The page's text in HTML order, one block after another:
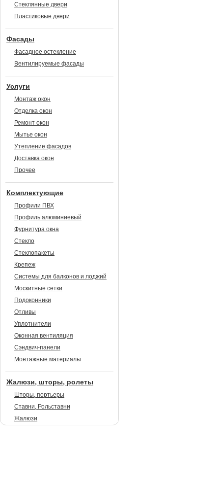
Стеклянные двери
Пластиковые двери
Фасады
Фасадное остекление
Вентилируемые фасады
Услуги
Монтаж окон
Отделка окон
Ремонт окон
Мытье окон
Утепление фасадов
Доставка окон
Прочее
Комплектующие
Профили ПВХ
Профиль алюминиевый
Фурнитура окна
Стекло
Стеклопакеты
Крепеж
Системы для балконов и лоджий
Москитные сетки
Подоконники
Отливы
Уплотнители
Оконная вентиляция
Сэндвич-панели
Монтажные материалы
Жалюзи, шторы, ролеты
Шторы, портьеры
Ставни, Рольставни
Жалюзи